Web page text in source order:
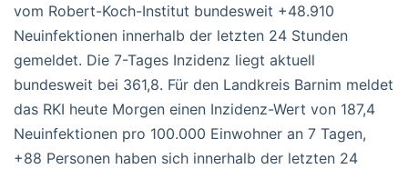
vom Robert-Koch-Institut bundesweit +48.910
Neuinfektionen innerhalb der letzten 24 Stunden
gemeldet. Die 7-Tages Inzidenz liegt aktuell
bundesweit bei 361,8. Für den Landkreis Barnim meldet
das RKI heute Morgen einen Inzidenz-Wert von 187,4
Neuinfektionen pro 100.000 Einwohner an 7 Tagen,
+88 Personen haben sich innerhalb der letzten 24